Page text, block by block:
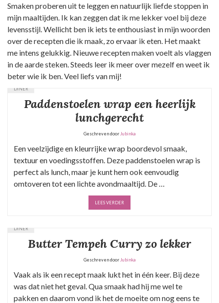
Smaken proberen uit te leggen en natuurlijk liefde stoppen in
mijn maaltijden. Ik kan zeggen dat ik me lekker voel bij deze
levensstijl. Wellicht ben ik iets te enthousiast in mijn woorden
over de recepten die ik maak, zo ervaar ik eten. Het maakt
me intens gelukkig. Nieuwe recepten maken voelt als vlaggen
in de aarde steken. Steeds leer ik meer over mezelf en weet ik
beter wie ik ben. Veel liefs van mij!
DINER
Paddenstoelen wrap een heerlijk
lunchgerecht
Geschreven door Jubinka
Een veelzijdige en kleurrijke wrap boordevol smaak,
textuur en voedingsstoffen. Deze paddenstoelen wrap is
perfect als lunch, maar je kunt hem ook eenvoudig
omtoveren tot een lichte avondmaaltijd. De …
LEES VERDER
DINER
Butter Tempeh Curry zo lekker
Geschreven door Jubinka
Vaak als ik een recept maak lukt het in één keer. Bij deze
was dat niet het geval. Qua smaak had hij me wel te
pakken en daarom vond ik het de moeite om nog eens te